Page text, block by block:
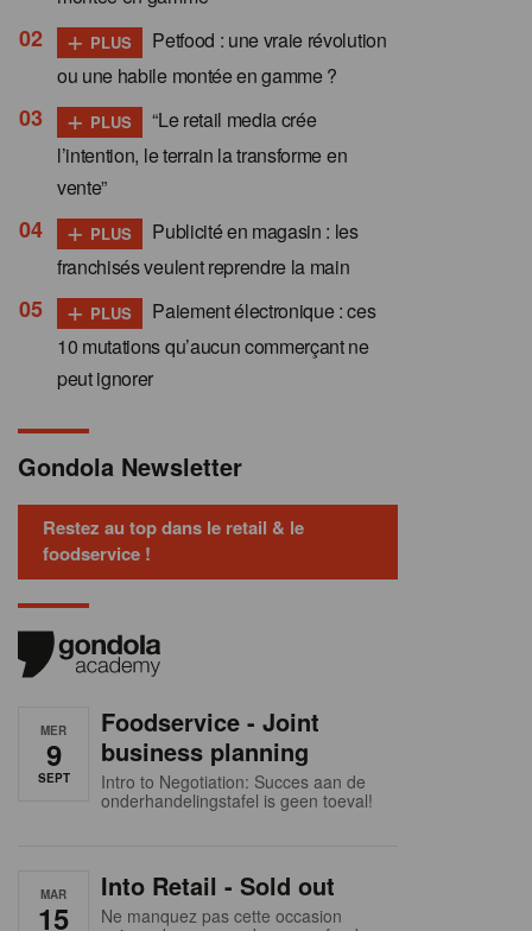
+ PLUS
Petfood : une vraie révolution
ou une habile montée en gamme ?
+ PLUS
“Le retail media crée
l’intention, le terrain la transforme en
vente”
+ PLUS
Publicité en magasin : les
franchisés veulent reprendre la main
+ PLUS
Paiement électronique : ces
10 mutations qu’aucun commerçant ne
peut ignorer
Gondola Newsletter
Restez au top dans le retail & le
foodservice !
MER
9
SEPT
Foodservice - Joint
business planning
Intro to Negotiation: Succes aan de
onderhandelingstafel is geen toeval!
MAR
15
Into Retail - Sold out
Ne manquez pas cette occasion